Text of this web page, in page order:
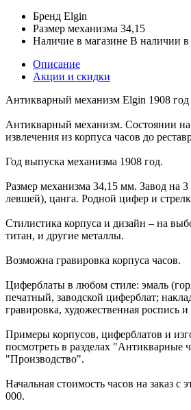
Бренд Elgin
Размер механизма 34,15
Наличие в магазине В наличии
Описание
Акции и скидки
Антикварный механизм Elgin 1908 год
Антикварный механизм. Состоянии
извлечения из корпуса часов до
Год выпуска механизма 1908 год.
Размер механизма 34,15 мм. Завод на
левшей), цанга. Родной цифер и
Стилистика корпуса и дизайн – на
титан, и другие металлы.
Возможна гравировка корпуса часов.
Циферблаты в любом стиле: эмаль
печатный, заводской циферблат;
гравировка, художественная роспись и
Примеры корпусов, циферблатов и
посмотреть в разделах "Антикварные
"Производство".
Начальная стоимость часов на заказ с
000.